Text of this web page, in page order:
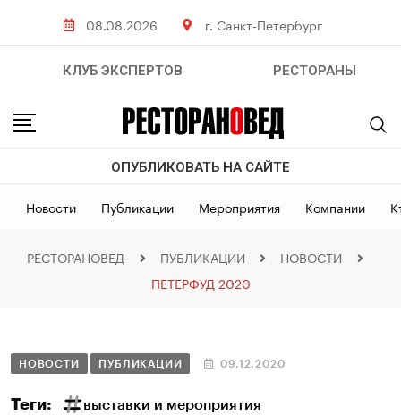
08.08.2026 г. Санкт-Петербург
КЛУБ ЭКСПЕРТОВ РЕСТОРАНЫ
ОПУБЛИКОВАТЬ НА САЙТЕ
Новости Публикации Мероприятия Компании
РЕСТОРАНОВЕД ПУБЛИКАЦИИ
НОВОСТИ
ПЕТЕРФУД 2020
НОВОСТИ ПУБЛИКАЦИИ 09.12.2020
Теги: выставки и мероприятия